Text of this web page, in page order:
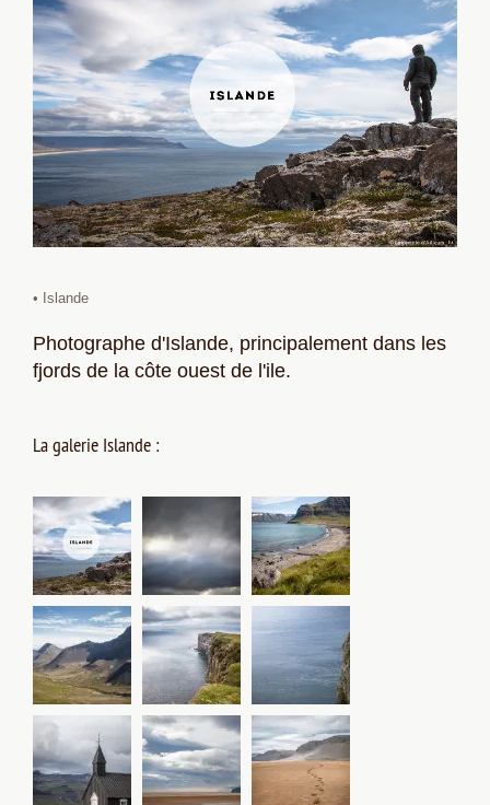
• Islande
Photographe d'Islande, principalement dans les
fjords de la côte ouest de l'ile.
La galerie Islande :